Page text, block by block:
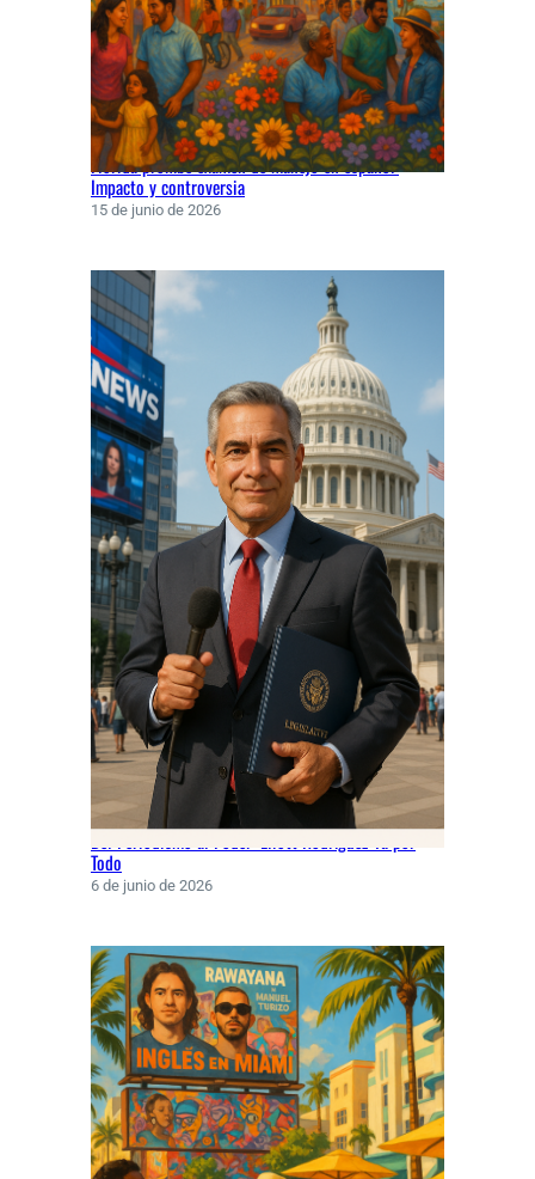
Florida prohíbe examen de manejo en español:
Impacto y controversia
15 de junio de 2026
Todo
6 de junio de 2026